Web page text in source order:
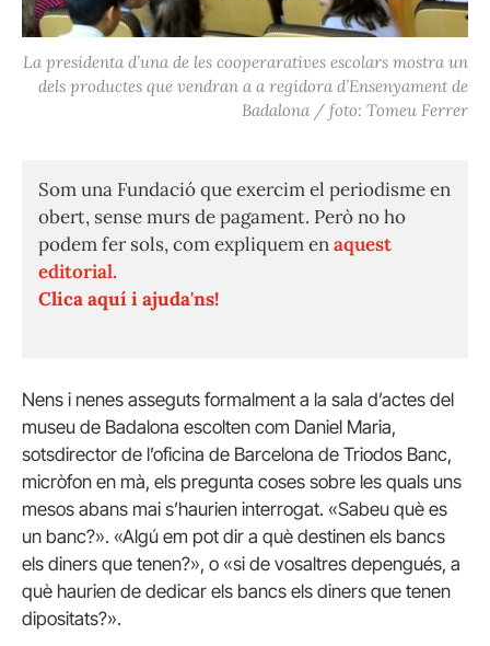
La presidenta d’una de les cooperaratives escolars mostra un
dels productes que vendran a a regidora d’Ensenyament de
Badalona / foto: Tomeu Ferrer
Som una Fundació que exercim el periodisme en
obert, sense murs de pagament. Però no ho
podem fer sols, com expliquem enaquest
editorial.
Clica aquí i ajuda'ns!
Nens i nenes asseguts formalment a la sala d’actes del
museu de Badalona escolten com Daniel Maria,
sotsdirector de l’oficina de Barcelona de Triodos Banc,
micròfon en mà, els pregunta coses sobre les quals uns
mesos abans mai s’haurien interrogat. «Sabeu què es
un banc?». «Algú em pot dir a què destinen els bancs
els diners que tenen?», o «si de vosaltres depengués, a
què haurien de dedicar els bancs els diners que tenen
dipositats?».